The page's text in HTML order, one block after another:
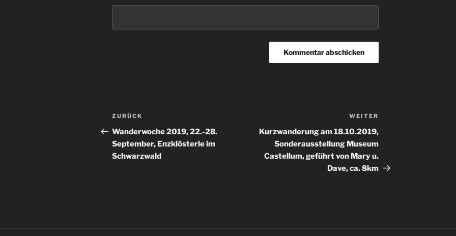
Beitragsnavigation
Vorheriger
Beitrag
ZURÜCK
Wanderwoche 2019, 22.-28.
September, Enzklösterle im
Schwarzwald
WEITER
Kurzwanderung am 18.10.2019,
Sonderausstellung Museum
Castellum, geführt von Mary u.
Dave, ca. 8km